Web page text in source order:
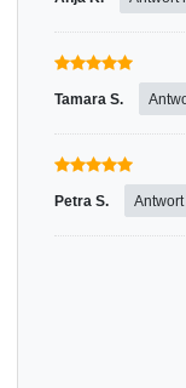
Tamara S.
Petra S.